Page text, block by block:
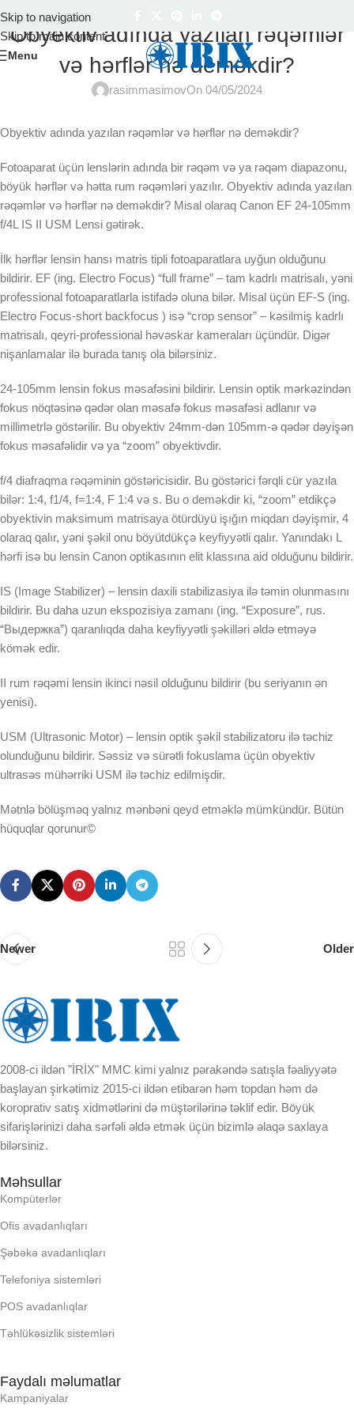
Skip to navigation
Skip to main content
Menu
Obyektiv adında yazılan rəqəmlər
və hərflər nə deməkdir?
rasimmasimovOn 04/05/2024
Obyektiv adında yazılan rəqəmlər və hərflər nə deməkdir?
Fotoaparat üçün lenslərin adında bir rəqəm və ya rəqəm diapazonu,
böyük hərflər və hətta rum rəqəmləri yazılır. Obyektiv adında yazılan
rəqəmlər və hərflər nə deməkdir? Misal olaraq Canon EF 24-105mm
f/4L IS II USM Lensi gətirək.
İlk hərflər lensin hansı matris tipli fotoaparatlara uyğun olduğunu
bildirir. EF (ing. Electro Focus) “full frame” – tam kadrlı matrisalı, yəni
professional fotoaparatlarla istifadə oluna bilər. Misal üçün EF-S (ing.
Electro Focus-short backfocus ) isə “crop sensor” – kəsilmiş kadrlı
matrisalı, qeyri-professional həvəskar kameraları üçündür. Digər
nişanlamalar ilə burada tanış ola bilərsiniz.
24-105mm lensin fokus məsafəsini bildirir. Lensin optik mərkəzindən
fokus nöqtəsinə qədər olan məsafə fokus məsafəsi adlanır və
millimetrlə göstərilir. Bu obyektiv 24mm-dən 105mm-ə qədər dəyişən
fokus məsafəlidir və ya “zoom” obyektivdir.
f/4 diafraqma rəqəminin göstəricisidir. Bu göstərici fərqli cür yazıla
bilər: 1:4, f1/4, f=1:4, F 1:4 və s. Bu o deməkdir ki, “zoom” etdikçə
obyektivin maksimum matrisaya ötürdüyü işığın miqdarı dəyişmir, 4
olaraq qalır, yəni şəkil onu böyütdükçə keyfiyyətli qalır. Yanındakı L
hərfi isə bu lensin Canon optikasının elit klassına aid olduğunu bildirir.
IS (Image Stabilizer) – lensin daxili stabilizasiya ilə təmin olunmasını
bildirir. Bu daha uzun ekspozisiya zamanı (ing. “Exposure”, rus.
“Выдержка”) qaranlıqda daha keyfiyyətli şəkilləri əldə etməyə
kömək edir.
II rum rəqəmi lensin ikinci nəsil olduğunu bildirir (bu seriyanın ən
yenisi).
USM (Ultrasonic Motor) – lensin optik şəkil stabilizatoru ilə təchiz
olunduğunu bildirir. Səssiz və sürətli fokuslama üçün obyektiv
ultrasəs mühərriki USM ilə təchiz edilmişdir.
Mətnlə bölüşməq yalnız mənbəni qeyd etməklə mümkündür. Bütün
hüquqlar qorunur©
Newer Older
2008-ci ildən "İRİX" MMC kimi yalnız pərakəndə satışla fəaliyyətə
başlayan şirkətimiz 2015-ci ildən etibarən həm topdan həm də
koroprativ satış xidmətlərini də müştərilərinə təklif edir. Böyük
sifarişlərinizi daha sərfəli əldə etmək üçün bizimlə əlaqə saxlaya
bilərsiniz.
Məhsullar
Kompüterlər
Ofis avadanlıqları
Şəbəkə avadanlıqları
Telefoniya sistemləri
POS avadanlıqlar
Təhlükəsizlik sistemləri
Faydalı məlumatlar
Kampaniyalar